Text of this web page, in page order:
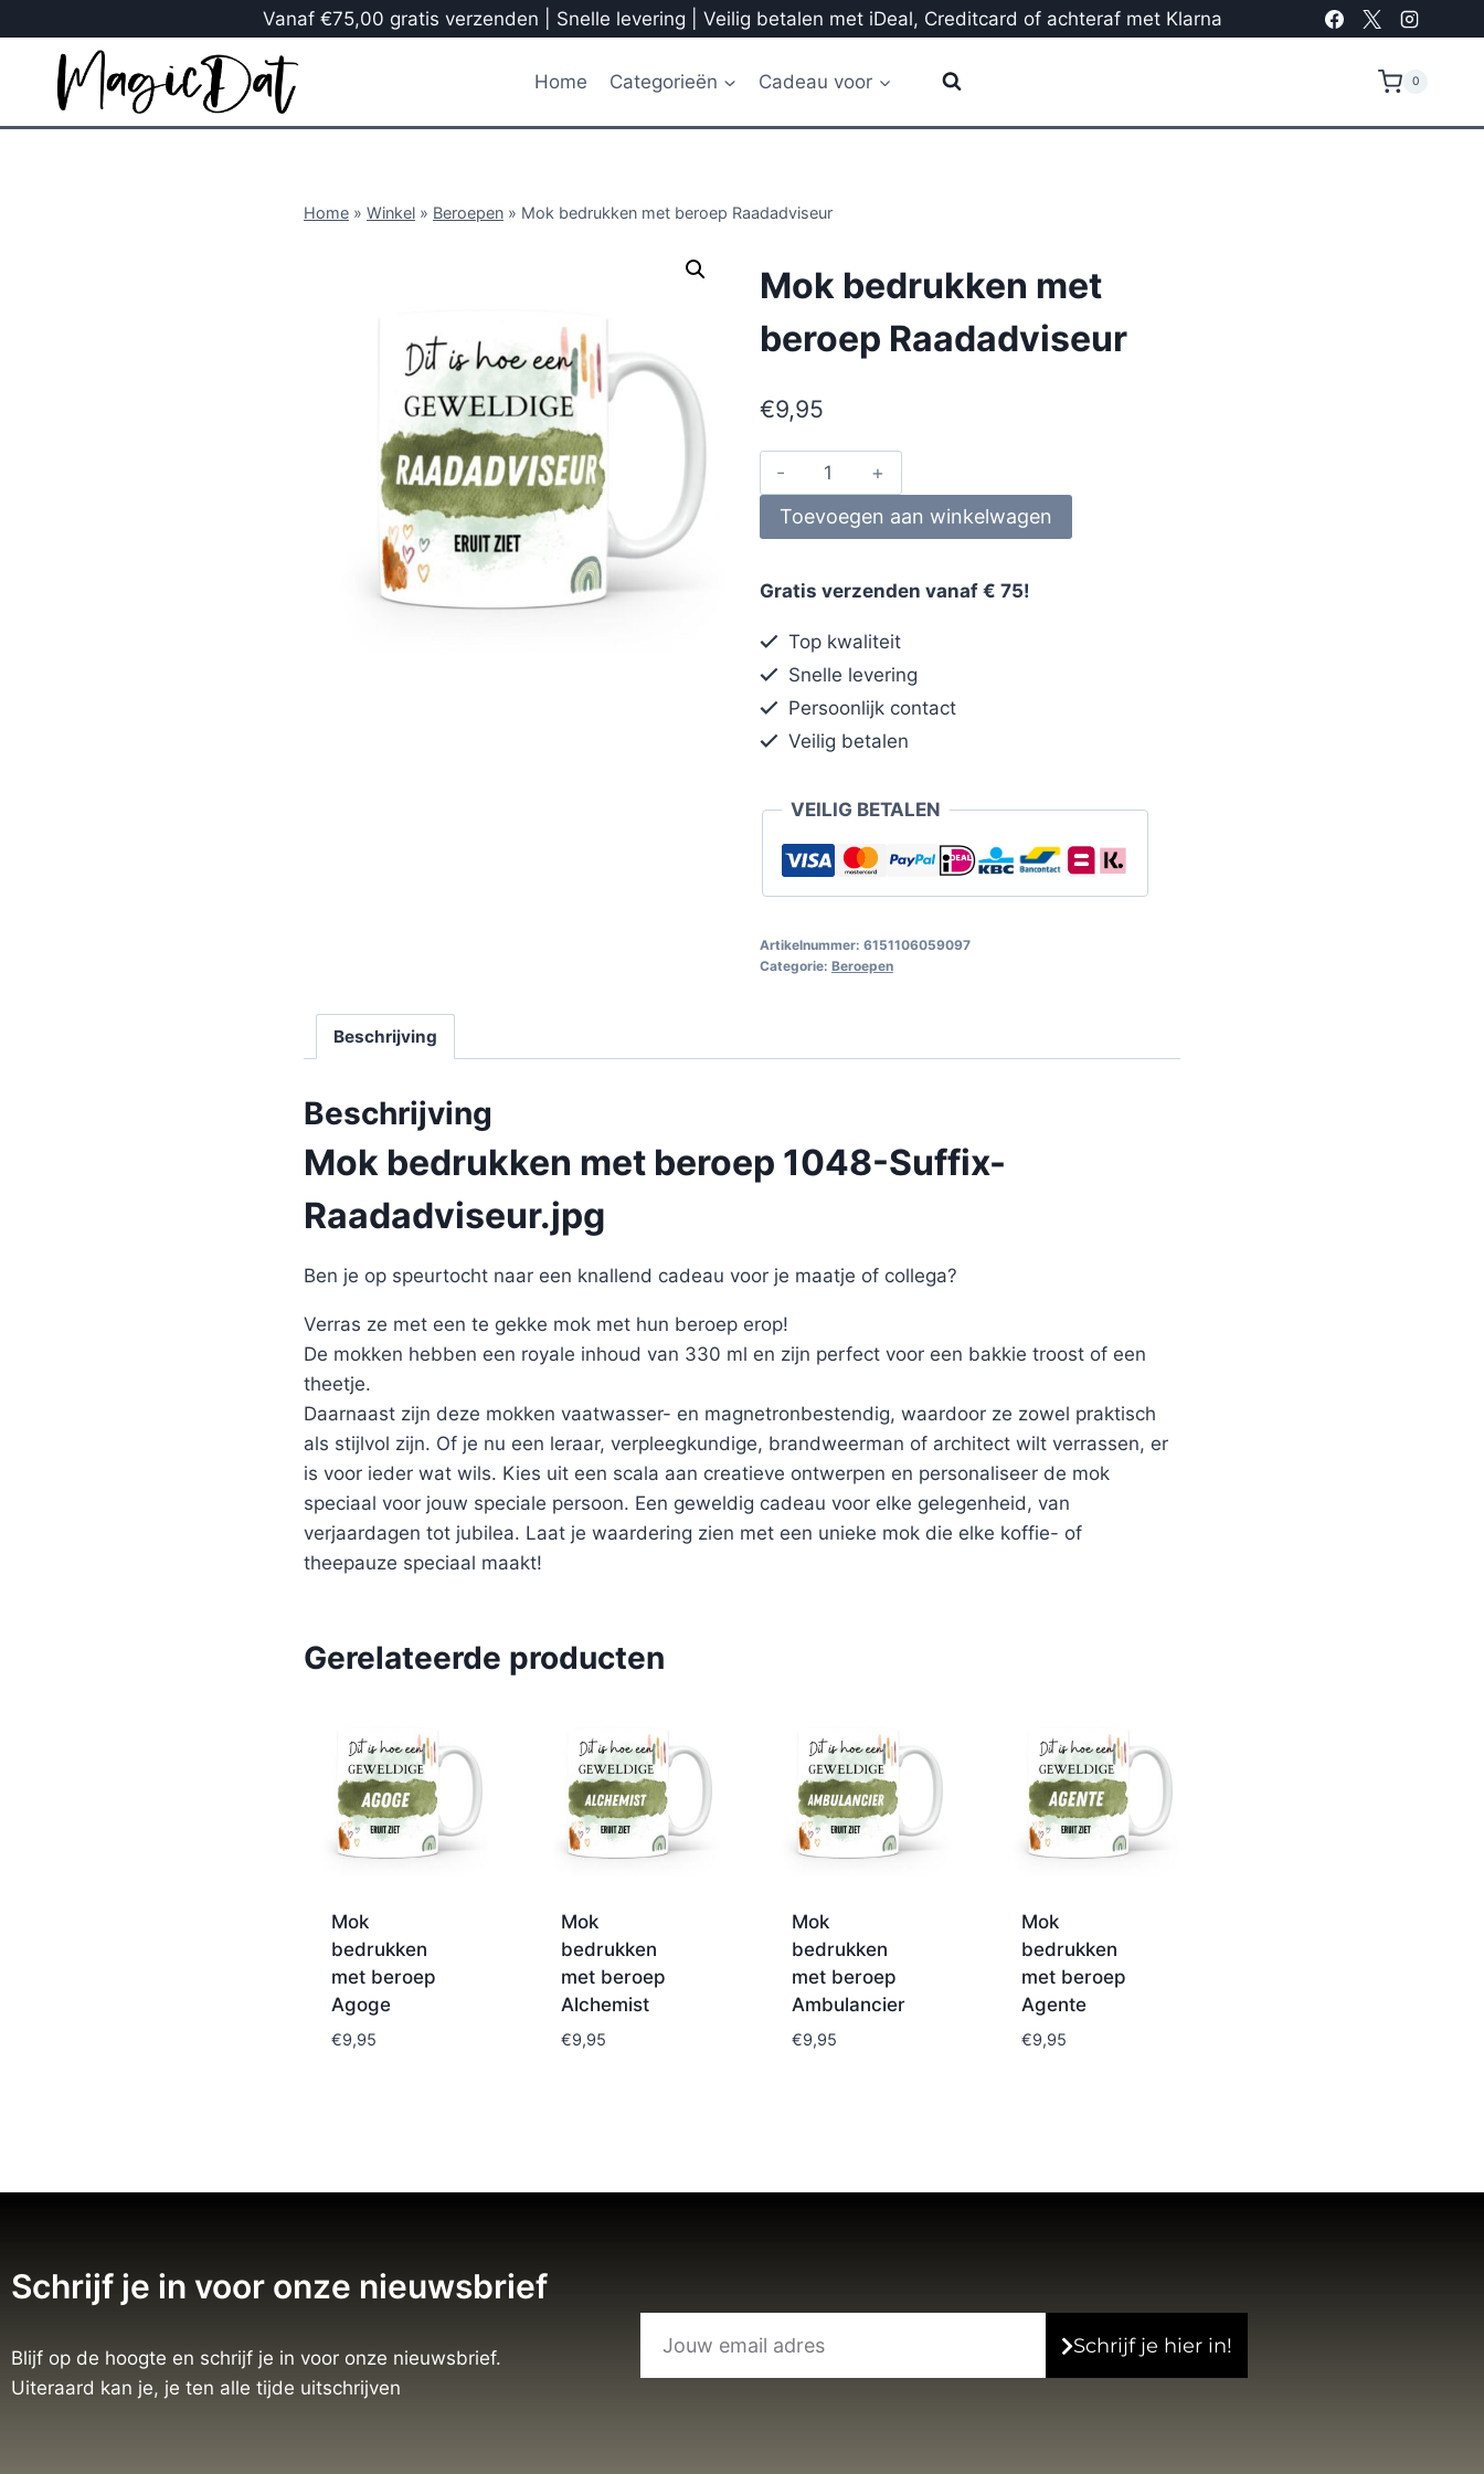
Vanaf €75,00 gratis verzenden | Snelle levering | Veilig betalen met iDeal, Creditcard of achteraf met Klarna
Home Categorieën Cadeau voor 0
Home » Winkel » Beroepen » Mok bedrukken met beroep Raadadviseur
Mok bedrukken met
beroep Raadadviseur
€9,95
Toevoegen aan winkelwagen
Gratis verzenden vanaf € 75!
Top kwaliteit
Snelle levering
Persoonlijk contact
Veilig betalen
VEILIG BETALEN
Artikelnummer: 6151106059097
Categorie: Beroepen
Beschrijving
Beschrijving
Mok bedrukken met beroep 1048-Suffix-
Raadadviseur.jpg
Ben je op speurtocht naar een knallend cadeau voor je maatje of collega?
Verras ze met een te gekke mok met hun beroep erop!
De mokken hebben een royale inhoud van 330 ml en zijn perfect voor een bakkie troost of een
theetje.
Daarnaast zijn deze mokken vaatwasser- en magnetronbestendig, waardoor ze zowel praktisch
als stijlvol zijn. Of je nu een leraar, verpleegkundige, brandweerman of architect wilt verrassen, er
is voor ieder wat wils. Kies uit een scala aan creatieve ontwerpen en personaliseer de mok
speciaal voor jouw speciale persoon. Een geweldig cadeau voor elke gelegenheid, van
verjaardagen tot jubilea. Laat je waardering zien met een unieke mok die elke koffie- of
theepauze speciaal maakt!
Gerelateerde producten
Mok
bedrukken
met beroep
Agoge
€9,95
Mok
bedrukken
met beroep
Alchemist
€9,95
Mok
bedrukken
met beroep
Ambulancier
€9,95
Mok
bedrukken
met beroep
Agente
€9,95
Schrijf je in voor onze nieuwsbrief
Blijf op de hoogte en schrijf je in voor onze nieuwsbrief.
Uiteraard kan je, je ten alle tijde uitschrijven
Schrijf je hier in!